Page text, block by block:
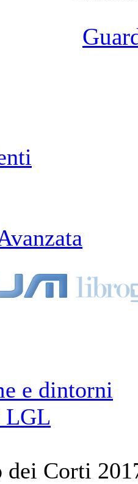
e dintorni
LGL
dei Corti